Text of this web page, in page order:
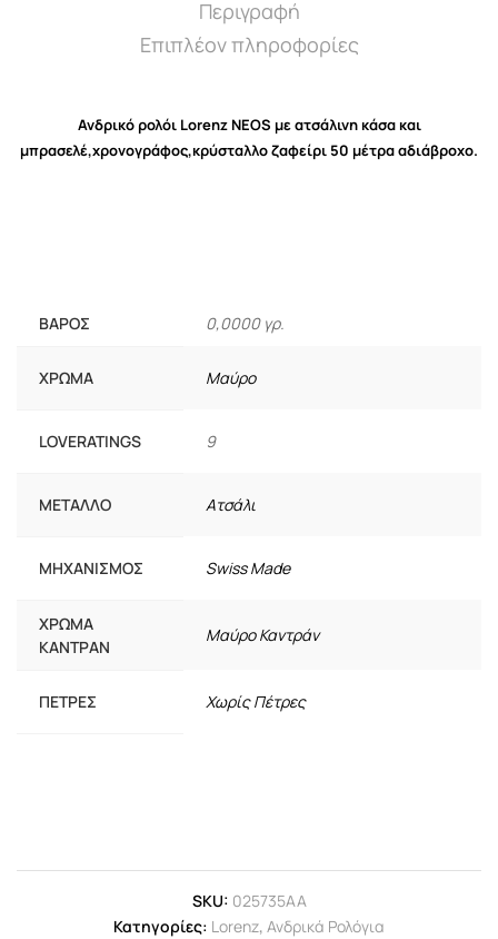
Περιγραφή
Επιπλέον πληροφορίες
Ανδρικό ρολόι Lorenz NEOS με ατσάλινη κάσα και
μπρασελέ,χρονογράφος,κρύσταλλο ζαφείρι 50 μέτρα αδιάβροχο.
ΒΆΡΟΣ 0,0000 γρ.
ΧΡΏΜΑ Μαύρο
LOVERATINGS 9
ΜΈΤΑΛΛΟ Ατσάλι
ΜΗΧΑΝΙΣΜΌΣ Swiss Made
ΧΡΏΜΑ
ΚΑΝΤΡΆΝ
Μαύρο Καντράν
ΠΈΤΡΕΣ Χωρίς Πέτρες
SKU: 025735AA
Κατηγορίες: Lorenz, Ανδρικά Ρολόγια